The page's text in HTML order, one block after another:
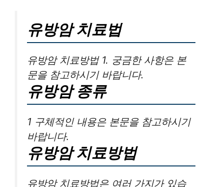
유방암 치료법
유방암 치료방법 1. 궁금한 사항은 본
문을 참고하시기 바랍니다.
유방암 종류
1 구체적인 내용은 본문을 참고하시기
바랍니다.
유방암 치료방법
유방암 치료방법은 여러 가지가 있습